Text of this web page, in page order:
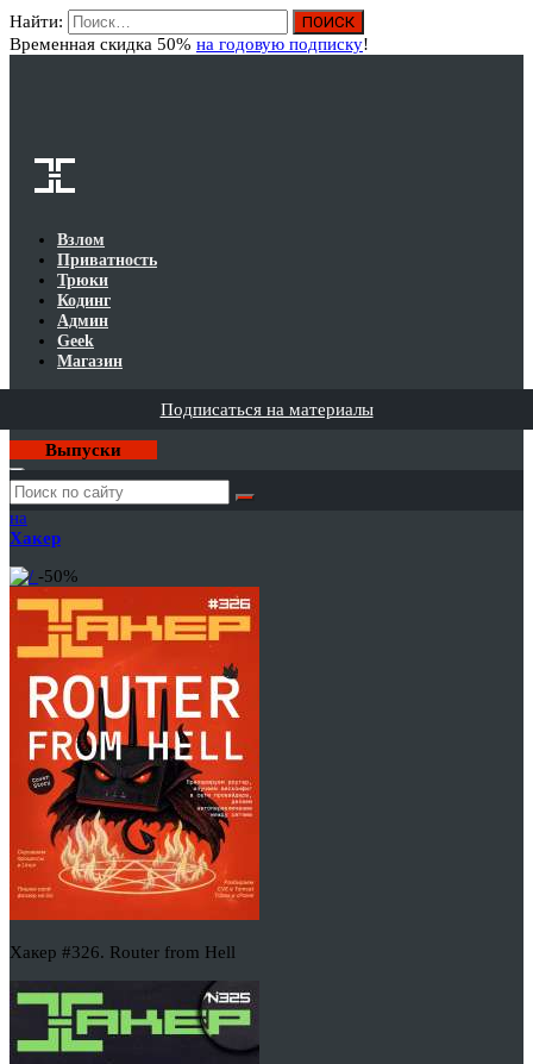
Найти:
Временная скидка 50% на годовую подписку!
Взлом
Приватность
Трюки
Кодинг
Админ
Geek
Магазин
Подписаться на материалы
Выпуски
Годовая
подписка
на
Хакер
-50%
Хакер #326. Router from Hell